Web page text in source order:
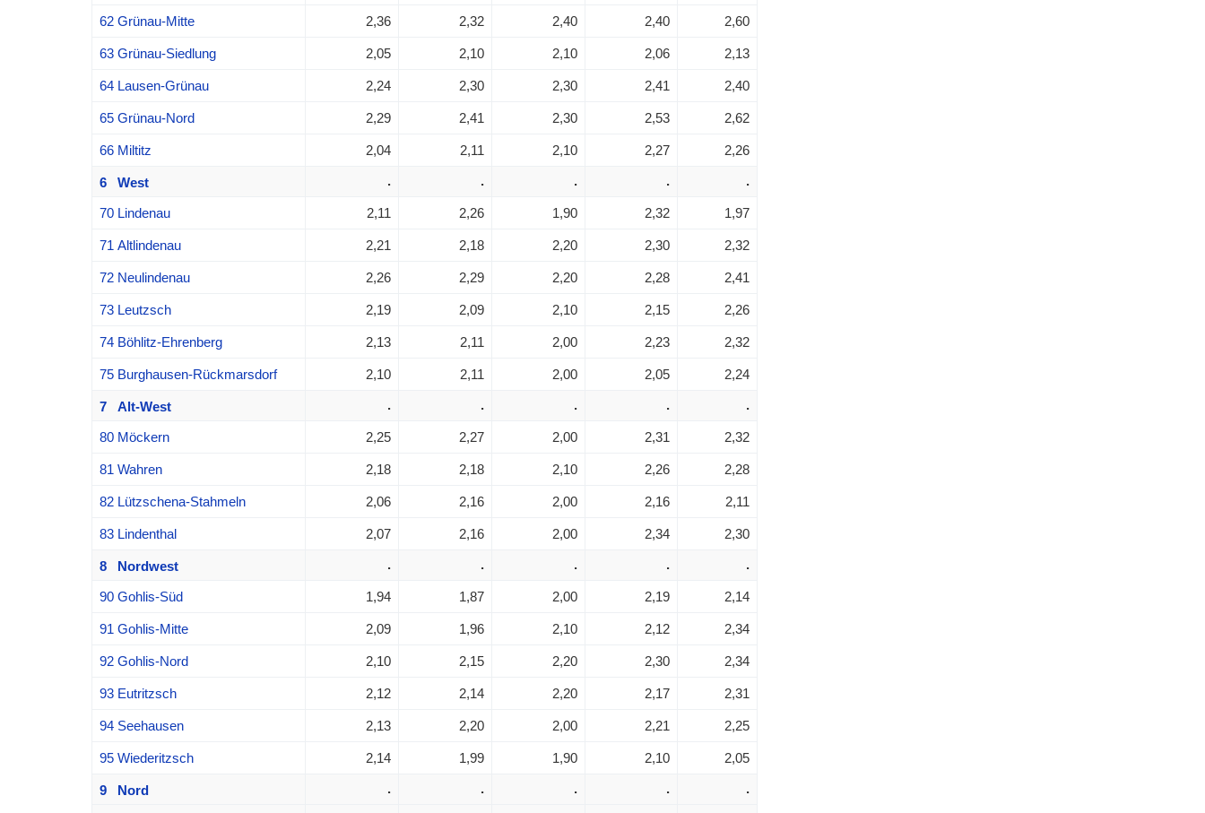
62 Grünau-Mitte 2,36 2,32 2,40 2,40 2,60
63 Grünau-Siedlung 2,05 2,10 2,10 2,06 2,13
64 Lausen-Grünau 2,24 2,30 2,30 2,41 2,40
65 Grünau-Nord 2,29 2,41 2,30 2,53 2,62
66 Miltitz 2,04 2,11 2,10 2,27 2,26
6 West . . . . .
70 Lindenau 2,11 2,26 1,90 2,32 1,97
71 Altlindenau 2,21 2,18 2,20 2,30 2,32
72 Neulindenau 2,26 2,29 2,20 2,28 2,41
73 Leutzsch 2,19 2,09 2,10 2,15 2,26
74 Böhlitz-Ehrenberg 2,13 2,11 2,00 2,23 2,32
75 Burghausen-Rückmarsdorf 2,10 2,11 2,00 2,05 2,24
7 Alt-West . . . . .
80 Möckern 2,25 2,27 2,00 2,31 2,32
81 Wahren 2,18 2,18 2,10 2,26 2,28
82 Lützschena-Stahmeln 2,06 2,16 2,00 2,16 2,11
83 Lindenthal 2,07 2,16 2,00 2,34 2,30
8 Nordwest . . . . .
90 Gohlis-Süd 1,94 1,87 2,00 2,19 2,14
91 Gohlis-Mitte 2,09 1,96 2,10 2,12 2,34
92 Gohlis-Nord 2,10 2,15 2,20 2,30 2,34
93 Eutritzsch 2,12 2,14 2,20 2,17 2,31
94 Seehausen 2,13 2,20 2,00 2,21 2,25
95 Wiederitzsch 2,14 1,99 1,90 2,10 2,05
9 Nord . . . . .